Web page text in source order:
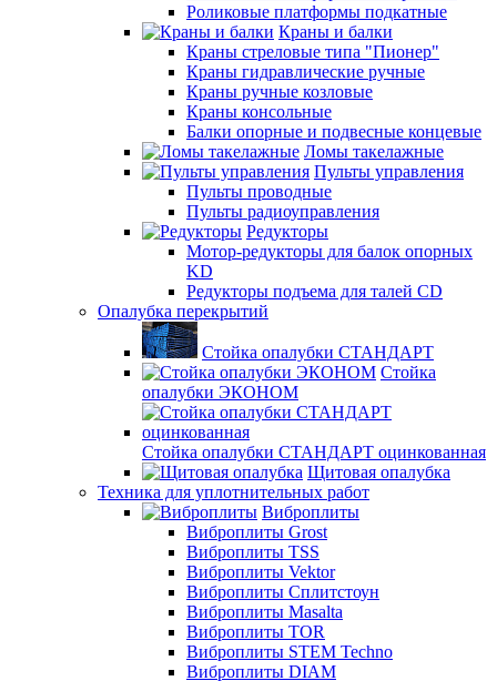
Роликовые платформы подкатные
Краны и балки
Краны стреловые типа "Пионер"
Краны гидравлические ручные
Краны ручные козловые
Краны консольные
Балки опорные и подвесные концевые
Ломы такелажные
Пульты управления
Пульты проводные
Пульты радиоуправления
Редукторы
Мотор-редукторы для балок опорных
KD
Редукторы подъема для талей CD
Опалубка перекрытий
Стойка опалубки СТАНДАРТ
Стойка
опалубки ЭКОНОМ
Стойка опалубки СТАНДАРТ оцинкованная
Щитовая опалубка
Техника для уплотнительных работ
Виброплиты
Виброплиты Grost
Виброплиты TSS
Виброплиты Vektor
Виброплиты Сплитстоун
Виброплиты Masalta
Виброплиты TOR
Виброплиты STEM Techno
Виброплиты DIAM